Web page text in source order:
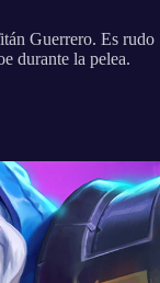
Guerrero. Es rudo
durante la pelea.